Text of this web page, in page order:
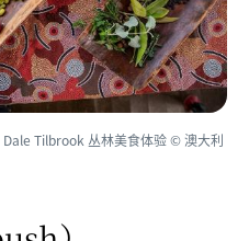
Tilbrook 丛林美食体验 © 澳大利